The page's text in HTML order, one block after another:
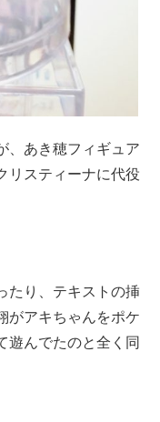
、あき穂フィギュア
リスティーナに代役
たり、テキストの挿
がアキちゃんをポケ
遊んでたのと全く同